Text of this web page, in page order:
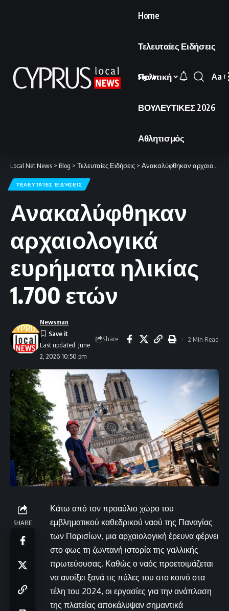
Home
Τελευταίες Ειδήσεις
Πολιτική
ΒΟΥΛΕΥΤΙΚΕΣ 2026
Αθλητισμός
Sign In
Font
Aa
Local Net News > Blog > Τελευταίες Ειδήσεις > Ανακαλύφθηκαν αρχαιολογικά ευρήματα ηλικίας 1.700 ετών
ΤΕΛΕΥΤΑΊΕΣ ΕΙΔΉΣΕΙΣ
Ανακαλύφθηκαν
αρχαιολογικά
ευρήματα ηλικίας
1.700 ετών
Last updated: June
2, 2026 10:50 pm
Newsman
Share 2 Min Read
SHARE
Κάτω από τον προαύλιο χώρο του
εμβληματικού καθεδρικού ναού της Παναγίας
των Παρισίων, μια αρχαιολογική έρευνα φέρνει
στο φως τη ζωντανή ιστορία της γαλλικής
πρωτεύουσας. Καθώς ο ναός προετοιμάζεται
να ανοίξει ξανά τις πύλες του στο κοινό στα
τέλη του 2024, οι εργασίες για την ανάπλαση
της πλατείας αποκάλυψαν σημαντικά